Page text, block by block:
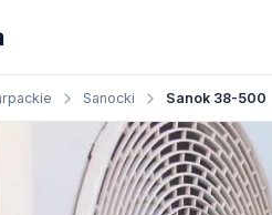
Sanocki Sanok 38-500